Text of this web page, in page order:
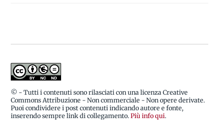
© - Tutti i contenuti sono rilasciati con una licenza Creative
Commons Attribuzione - Non commerciale - Non opere derivate.
Puoi condividere i post contenuti indicando autore e fonte,
inserendo sempre link di collegamento.Più info qui.